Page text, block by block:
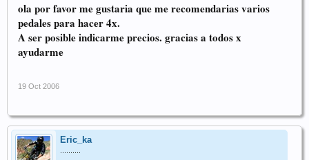
ola por favor me gustaria que me recomendarias varios
pedales para hacer 4x.
A ser posible indicarme precios. gracias a todos x
ayudarme
19 Oct 2006
Eric_ka